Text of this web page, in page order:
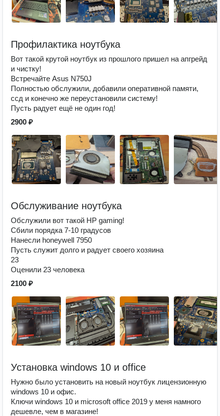
Профилактика ноутбука
Вот такой крутой ноутбук из прошлого пришел на апгрейд
и чистку!
Встречайте Asus N750J
Полностью обслужили, добавили оперативной памяти,
ссд и конечно же переустановили систему!
Пусть радует ещё не один год!
2900 ₽
Обслуживание ноутбука
Обслужили вот такой HP gaming!
Сбили порядка 7-10 градусов
Нанесли honeywell 7950
Пусть служит долго и радует своего хозяина
23
Оценили 23 человека
2100 ₽
Установка windows 10 и office
Нужно было установить на новый ноутбук лицензионную
windows 10 и офис.
Ключи windows 10 и microsoft office 2019 у меня намного
дешевле, чем в магазине!